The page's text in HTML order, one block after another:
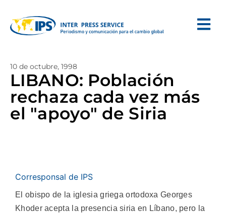
10 de octubre, 1998
LIBANO: Población
rechaza cada vez más
el "apoyo" de Siria
Corresponsal de IPS
El obispo de la iglesia griega ortodoxa Georges
Khoder acepta la presencia siria en Líbano, pero la